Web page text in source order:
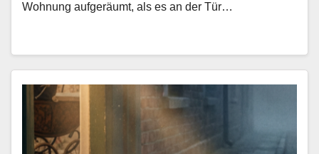
Wohnung aufgeräumt, als es an der Tür…